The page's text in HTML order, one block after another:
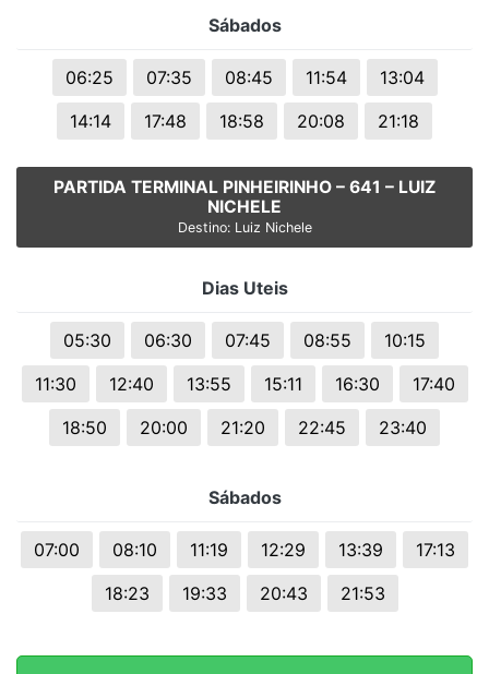
Sábados
06:25 07:35 08:45 11:54
13:04
14:14
17:48 18:58 20:08 21:18
PARTIDA TERMINAL PINHEIRINHO – 641 – LUIZ
NICHELE
Destino: Luiz Nichele
Dias Uteis
05:30 06:30 07:45 08:55
10:15
11:30
12:40 13:55 15:11 16:30
17:40
18:50
20:00 21:20 22:45 23:40
Sábados
07:00 08:10 11:19 12:29 13:39
17:13
18:23
19:33 20:43 21:53